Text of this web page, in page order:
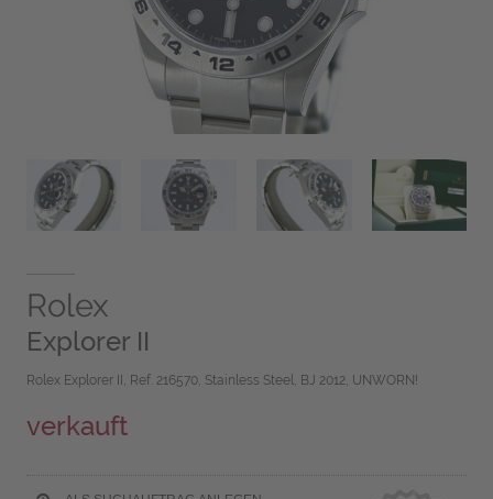
Rolex
Explorer II
Rolex Explorer II, Ref. 216570, Stainless Steel, BJ 2012, UNWORN!
verkauft